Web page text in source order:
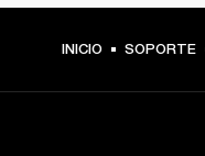
INICIO SOPORTE